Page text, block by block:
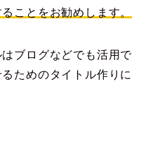
ことをお勧めします。
ブログなどでも活用で
ためのタイトル作りに